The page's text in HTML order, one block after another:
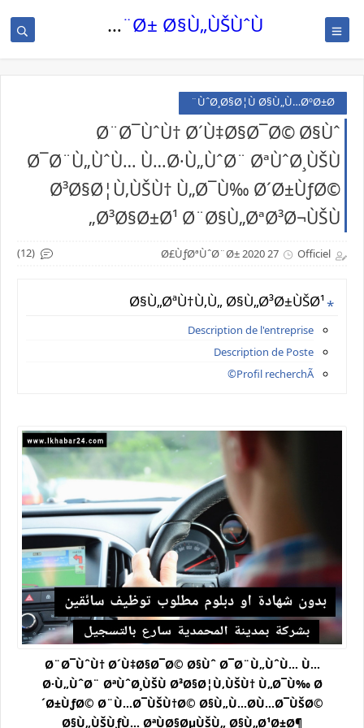
Ù„Ø®Ø¨Ø± Ø§Ù„ÙŠÙˆÙ…
ÙˆØ¸Ø§Ø¦Ù Ø§Ù„Ù…ØºØ±Ø¨
Ø¨Ø¯ÙˆÙ† Ø´Ù‡Ø§Ø¯Ø© Ø§Ùˆ
Ø¯Ø¨Ù„ÙˆÙ… Ù…Ø·Ù„ÙˆØ¨ ØªÙˆØ¸ÙŠÙ
Ø³Ø§Ø¦Ù‚ÙŠÙ† Ù„Ø¯Ù‰ Ø´Ø±ÙƒØ©
Ø³Ø§Ø±Ø¹ Ø¨Ø§Ù„ØªØ³Ø¬ÙŠÙ„
Officiel
27 Ø£ÙƒØªÙˆØ¨Ø± 2020
(12)
Ø§Ù„ØªÙ†Ù‚Ù„ Ø§Ù„Ø³Ø±ÙŠØ¹
Description de l'entreprise
Description de Poste
Profil recherchÃ©
Ø¨Ø¯ÙˆÙ† Ø´Ù‡Ø§Ø¯Ø© Ø§Ùˆ Ø¯Ø¨Ù„ÙˆÙ… Ù…
Ø·Ù„ÙˆØ¨ ØªÙˆØ¸ÙŠÙ Ø³Ø§Ø¦Ù‚ÙŠÙ† Ù„Ø¯Ù‰ Ø
´Ø±ÙƒØ© Ø¨Ù…Ø¯ÙŠÙ†Ø© Ø§Ù„Ù…Ø­Ù…Ø¯ÙŠØ©
Ø§Ù„ÙŠÙƒÙ… ØªÙØ§ØµÙŠÙ„ Ø§Ù„Ø¹Ø±Ø¶